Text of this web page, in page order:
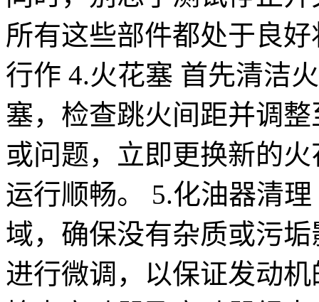
所有这些部件都处于良
行作 4.火花塞 首先清洁
塞，检查跳火间距并调
或问题，立即更换新的
运行顺畅。 5.化油器清
域，确保没有杂质或污
进行微调，以保证发动